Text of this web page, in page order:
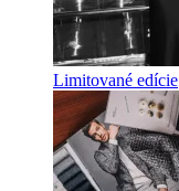
Limitované edície